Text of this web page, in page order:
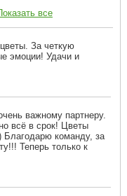
все
За четкую
эмоции! Удачи и
важному партнеру.
всё в срок! Цветы
Благодарю команду, за
Теперь только к